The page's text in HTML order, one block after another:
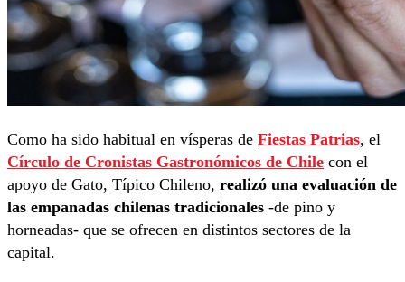
Como ha sido habitual en vísperas de Fiestas Patrias, el
Círculo de Cronistas Gastronómicos de Chile con el
apoyo de Gato, Típico Chileno, realizó una evaluación de
las empanadas chilenas tradicionales -de pino y
horneadas- que se ofrecen en distintos sectores de la
capital.